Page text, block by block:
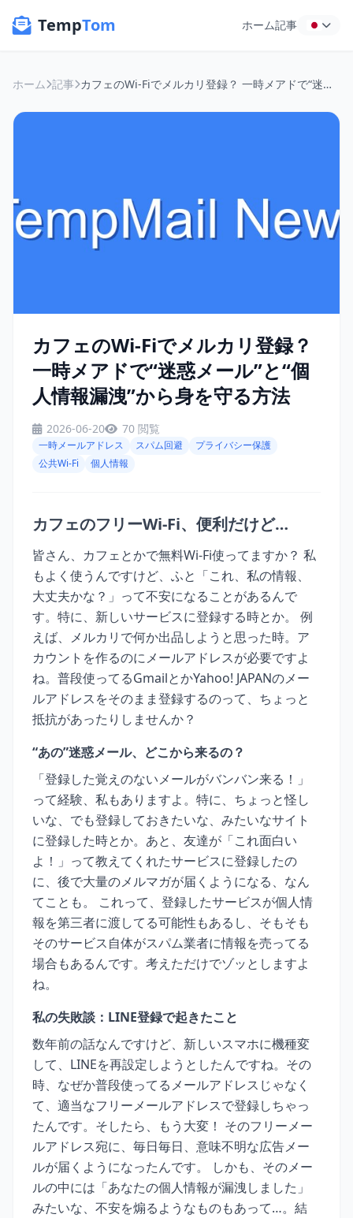
TempTom ホーム記事
ホーム 記事 カフェのWi-Fiでメルカリ登録？ 一時メアドで“迷惑メール”と“個人情報漏洩”から身を守る方法
カフェのWi-Fiでメルカリ登録？
一時メアドで“迷惑メール”と“個
人情報漏洩”から身を守る方法
2026-06-20 70 閲覧
一時メールアドレス スパム回避
プライバシー保護
公共Wi-Fi
個人情報
カフェのフリーWi-Fi、便利だけど…
皆さん、カフェとかで無料Wi-Fi使ってますか？ 私
もよく使うんですけど、ふと「これ、私の情報、
大丈夫かな？」って不安になることがあるんで
す。特に、新しいサービスに登録する時とか。 例
えば、メルカリで何か出品しようと思った時。ア
カウントを作るのにメールアドレスが必要ですよ
ね。普段使ってるGmailとかYahoo! JAPANのメー
ルアドレスをそのまま登録するのって、ちょっと
抵抗があったりしませんか？
“あの”迷惑メール、どこから来るの？
「登録した覚えのないメールがバンバン来る！」
って経験、私もありますよ。特に、ちょっと怪し
いな、でも登録しておきたいな、みたいなサイト
に登録した時とか。あと、友達が「これ面白い
よ！」って教えてくれたサービスに登録したの
に、後で大量のメルマガが届くようになる、なん
てことも。 これって、登録したサービスが個人情
報を第三者に渡してる可能性もあるし、そもそも
そのサービス自体がスパム業者に情報を売ってる
場合もあるんです。考えただけでゾッとしますよ
ね。
私の失敗談：LINE登録で起きたこと
数年前の話なんですけど、新しいスマホに機種変
して、LINEを再設定しようとしたんですね。その
時、なぜか普段使ってるメールアドレスじゃなく
て、適当なフリーメールアドレスで登録しちゃっ
たんです。そしたら、もう大変！ そのフリーメー
ルアドレス宛に、毎日毎日、意味不明な広告メー
ルが届くようになったんです。 しかも、そのメー
ルの中には「あなたの個人情報が漏洩しました」
みたいな、不安を煽るようなものもあって…。結